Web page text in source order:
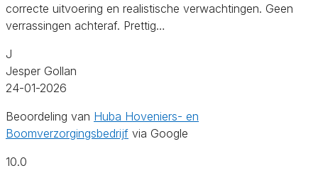
correcte uitvoering en realistische verwachtingen. Geen
verrassingen achteraf. Prettig…
J
Jesper Gollan
24-01-2026
Beoordeling van Huba Hoveniers- en
Boomverzorgingsbedrijf via Google
10.0